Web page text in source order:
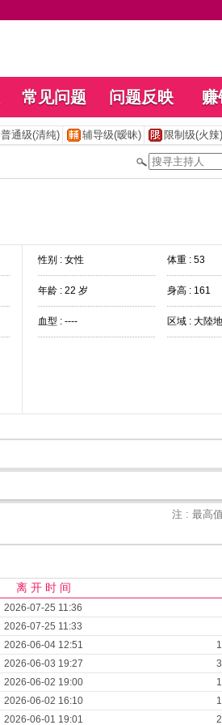
常见问题 问题反映 赚
普通级(清纯) 辅导级(暧昧) 限制级(火辣)
性别 : 女性 体重 : 53
年龄 : 22 岁 身高 : 161
血型 : ---- 区域 : 大陸
注 : 最高
离 开 时 间
2026-07-25 11:36
2026-07-25 11:33
2026-06-04 12:51
2026-06-03 19:27
2026-06-02 19:00
2026-06-02 16:10
2026-06-01 19:01